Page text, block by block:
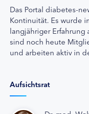
Das Portal diabetes-
Kontinuität. Es wurde
langjähriger
sind noch heute
und arbeiten aktiv in
Aufsichtsrat